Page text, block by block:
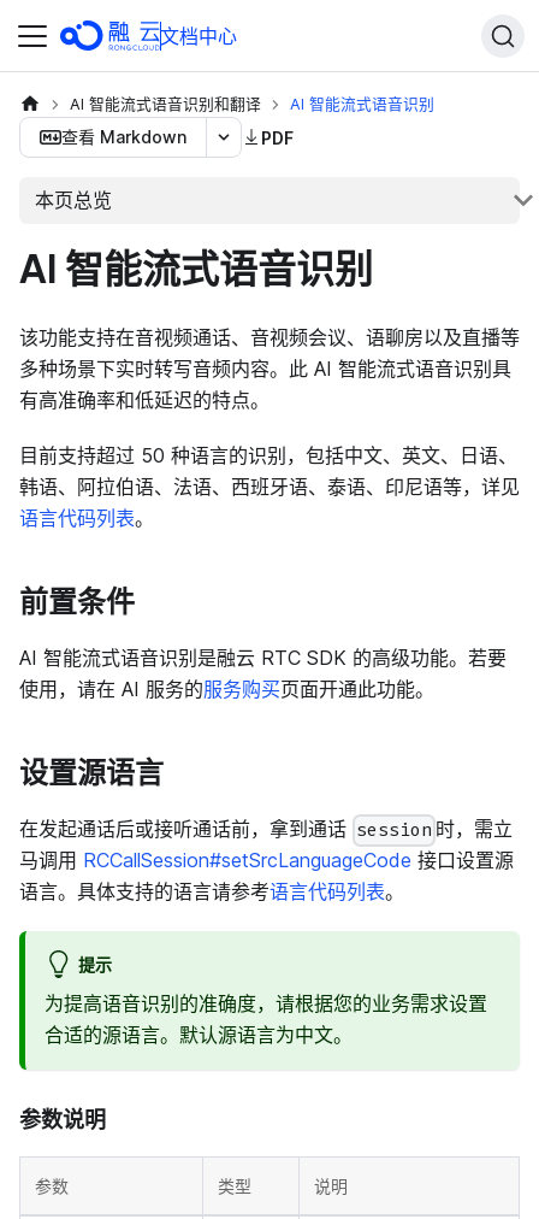
文档中心
AI 智能流式语音识别和翻译 AI 智能流式语音识别
查看 Markdown PDF
本页总览
AI 智能流式语音识别
该功能支持在音视频通话、音视频会议、语聊房以及直播等
多种场景下实时转写音频内容。此 AI 智能流式语音识别具
有高准确率和低延迟的特点。
目前支持超过 50 种语言的识别，包括中文、英文、日语、
韩语、阿拉伯语、法语、西班牙语、泰语、印尼语等，详见
语言代码列表。
前置条件
AI 智能流式语音识别是融云 RTC SDK 的高级功能。若要
使用，请在 AI 服务的服务购买页面开通此功能。
设置源语言
在发起通话后或接听通话前，拿到通话 session 时，需立
马调用 RCCallSession#setSrcLanguageCode 接口设置源
语言。具体支持的语言请参考语言代码列表。
提示
为提高语音识别的准确度，请根据您的业务需求设置
合适的源语言。默认源语言为中文。
参数说明
参数 类型 说明